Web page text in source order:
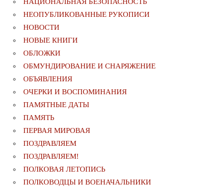
НЕОПУБЛИКОВАННЫЕ РУКОПИСИ
НОВОСТИ
НОВЫЕ КНИГИ
ОБЛОЖКИ
ОБМУНДИРОВАНИЕ И СНАРЯЖЕНИЕ
ОБЪЯВЛЕНИЯ
ОЧЕРКИ И ВОСПОМИНАНИЯ
ПАМЯТНЫЕ ДАТЫ
ПАМЯТЬ
ПЕРВАЯ МИРОВАЯ
ПОЗДРАВЛЯЕМ
ПОЗДРАВЛЯЕМ!
ПОЛКОВАЯ ЛЕТОПИСЬ
ПОЛКОВОДЦЫ И ВОЕНАЧАЛЬНИКИ